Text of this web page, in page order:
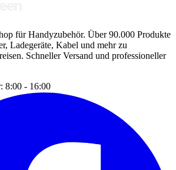
für Handyzubehör. Über 90.000 Produkte
Ladegeräte, Kabel und mehr zu
Schneller Versand und professioneller
8:00 - 16:00